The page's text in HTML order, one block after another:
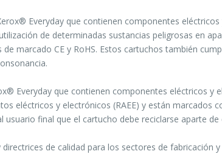
Everyday que contienen componentes
de determinadas sustancias peligrosas en
marcado CE y RoHS. Estos cartuchos también
Everyday que contienen componentes eléctricos y
eléctricos y electrónicos (RAEE) y están marcados
usuario final que el cartucho debe reciclarse aparte
de calidad para los sectores de fabricación